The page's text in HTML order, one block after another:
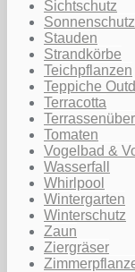
Sichtschutz
Sonnenschutz
Stauden
Strandkörbe
Teichpflanzen
Teppiche
Terracotta
Tomaten
Vogelbad &
Wasserfall
Whirlpool
Wintergarten
Winterschutz
Zaun
Ziergräser